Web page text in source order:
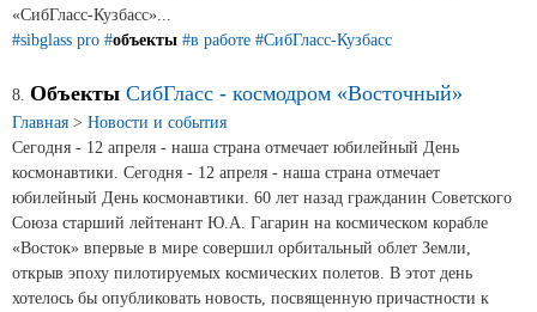
«СибГласс-Кузбасс»...
#sibglass pro #объекты #в работе #СибГласс-Кузбасс
8. Объекты СибГласс - космодром «Восточный»
Главная > Новости и события
Сегодня - 12 апреля - наша страна отмечает юбилейный День
космонавтики. Сегодня - 12 апреля - наша страна отмечает
юбилейный День космонавтики. 60 лет назад гражданин Советского
Союза старший лейтенант Ю.А. Гагарин на космическом корабле
«Восток» впервые в мире совершил орбитальный облет Земли,
открыв эпоху пилотируемых космических полетов. В этот день
хотелось бы опубликовать новость, посвященную причастности к